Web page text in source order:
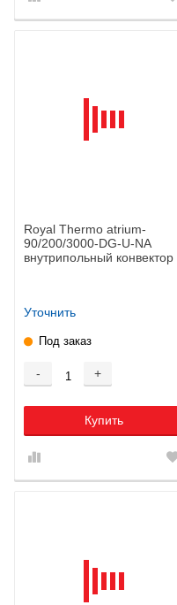
Royal Thermo atrium-
90/200/3000-DG-U-NA
внутрипольный конвектор
Уточнить
Под заказ
- +
Купить